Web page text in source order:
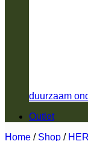
duurzaam
Outlet
Home / Shop /